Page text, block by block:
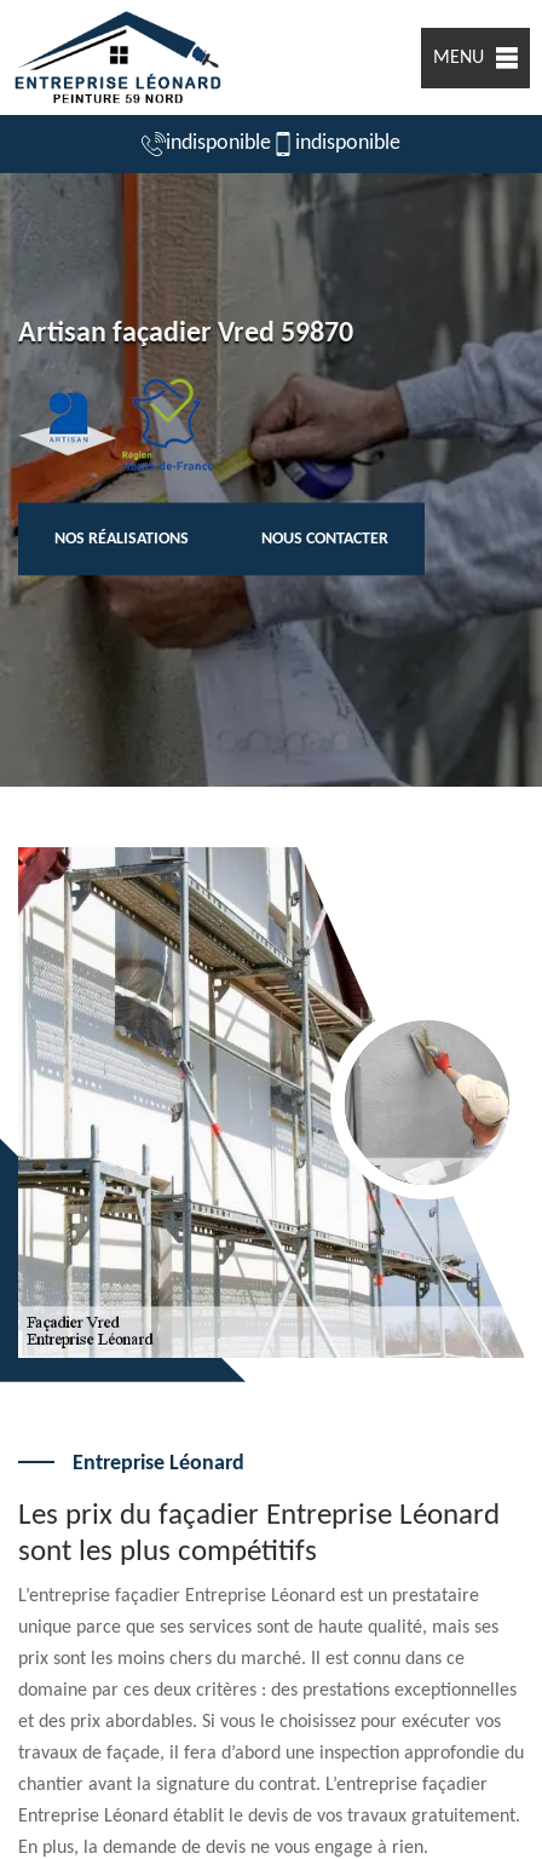
MENU
indisponible indisponible
Artisan façadier Vred 59870
NOS RÉALISATIONS NOUS CONTACTER
Entreprise Léonard
Les prix du façadier Entreprise Léonard
sont les plus compétitifs
L’entreprise façadier Entreprise Léonard est un prestataire
unique parce que ses services sont de haute qualité, mais ses
prix sont les moins chers du marché. Il est connu dans ce
domaine par ces deux critères : des prestations exceptionnelles
et des prix abordables. Si vous le choisissez pour exécuter vos
travaux de façade, il fera d’abord une inspection approfondie du
chantier avant la signature du contrat. L’entreprise façadier
Entreprise Léonard établit le devis de vos travaux gratuitement.
En plus, la demande de devis ne vous engage à rien.